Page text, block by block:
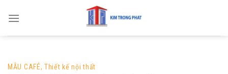
MẪU CAFÉ,Thiết kế nội thất